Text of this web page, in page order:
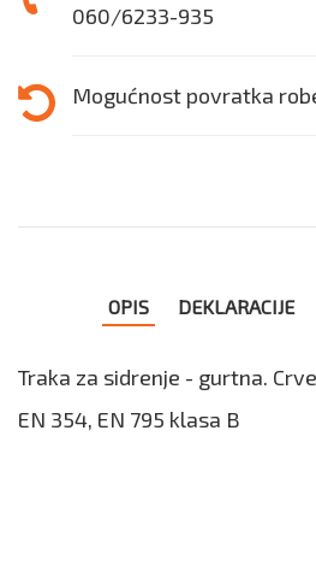
060/6233-935
Mogućnost povratka
OPIS DEKLARACIJE
Traka za sidrenje - gurtna.
EN 354, EN 795 klasa B